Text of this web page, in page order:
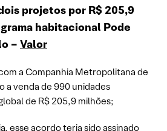
projetos por R$ 205,9
habitacional Pode
– Valor
a Companhia Metropolitana de
a venda de 990 unidades
de R$ 205,9 milhões;
esse acordo teria sido assinado